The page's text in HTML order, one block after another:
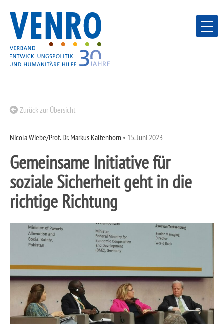
content
Zurück zur Übersicht
Nicola Wiebe/Prof. Dr. Markus Kaltenborn • 15. Juni 2023
Gemeinsame Initiative für
soziale Sicherheit geht in die
richtige Richtung